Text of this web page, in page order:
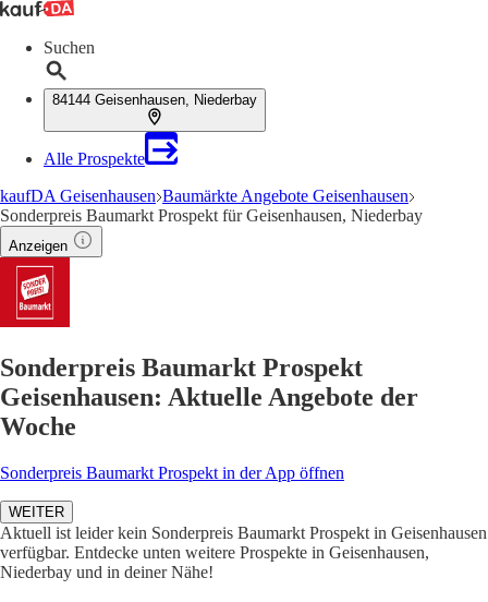
Suchen
84144 Geisenhausen, Niederbay
Alle Prospekte
kaufDA Geisenhausen Baumärkte Angebote Geisenhausen
Sonderpreis Baumarkt Prospekt für Geisenhausen, Niederbay
Anzeigen
Sonderpreis Baumarkt Prospekt
Geisenhausen: Aktuelle Angebote der
Woche
Sonderpreis Baumarkt Prospekt in der App öffnen
WEITER
Aktuell ist leider kein Sonderpreis Baumarkt Prospekt in Geisenhausen
verfügbar. Entdecke unten weitere Prospekte in Geisenhausen,
Niederbay und in deiner Nähe!